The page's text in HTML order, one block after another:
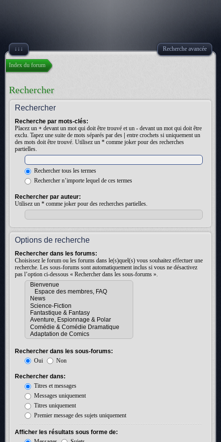
↓↓↓ Recherche avancée
Index du forum
Rechercher
Rechercher
Recherche par mots-clés:
Placez un + devant un mot qui doit être trouvé et un - devant un mot qui doit être
exclu. Tapez une suite de mots séparés par des
entre crochets si uniquement un
des mots doit être trouvé. Utilisez un * comme joker pour des recherches
partielles.
Rechercher tous les termes
Rechercher n’importe lequel de ces termes
Rechercher par auteur:
Utilisez un * comme joker pour des recherches partielles.
Options de recherche
Rechercher dans les forums:
Choisissez le forum ou les forums dans le(s)quel(s) vous souhaitez effectuer une
recherche. Les sous-forums sont automatiquement inclus si vous ne désactivez
pas l’option ci-dessous « Rechercher dans les sous-forums ».
Rechercher dans les sous-forums:
Oui
Non
Rechercher dans:
Titres et messages
Messages uniquement
Titres uniquement
Premier message des sujets uniquement
Afficher les résultats sous forme de: